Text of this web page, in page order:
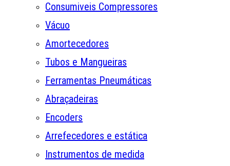
Consumiveis Compressores
Vácuo
Amortecedores
Tubos e Mangueiras
Ferramentas Pneumáticas
Abraçadeiras
Encoders
Arrefecedores e estática
Instrumentos de medida